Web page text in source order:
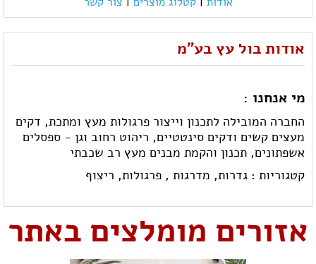
אודות בול עץ בע"מ
מי אנחנו :
החברה המובילה לתכנון וייצור פרגולות מעץ ומתכת, דקים
מעצים קשים ודקים סינטטיים, ריהוט רחוב וגן - ספסלים
אשפתונים, תכנון והקמת מבנים מעץ רב שכבתי
קטגוריות : גדרות, מדרגות , פרגולות, ריצוף
אזורים מומלצים באתר